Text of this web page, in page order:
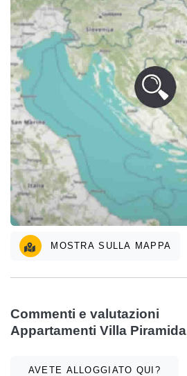
MOSTRA SULLA MAPPA
Commenti e valutazioni
Appartamenti Villa Piramida
AVETE ALLOGGIATO QUI?